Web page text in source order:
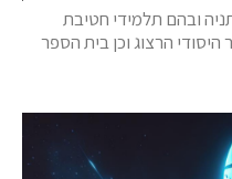
ובהם תלמידי חטיבת
הרצוג וכן בית הספר